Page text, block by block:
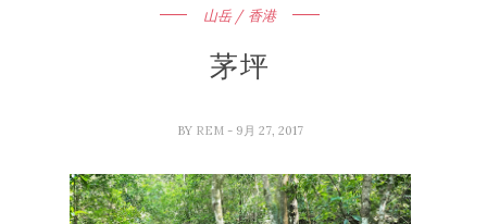
山岳 / 香港
茅坪
BY REM - 9月 27, 2017